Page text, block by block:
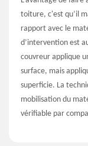
toiture, c'est qu’il
rapport avec le
d’intervention est
couvreur applique
surface, mais
superficie. La
mobilisation du
vérifiable par